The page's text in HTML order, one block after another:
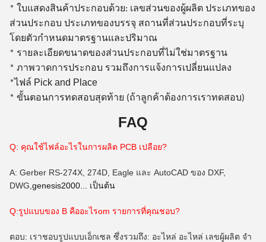
* ใบแสดงสินค้าประกอบด้วย: เลขส่วนของผู้ผลิต ประเภทของ
ส่วนประกอบ ประเภทของบรรจุ สถานที่ส่วนประกอบที่ระบุ
โดยตัวกําหนดมาตรฐานและปริมาณ
* รายละเอียดขนาดของส่วนประกอบที่ไม่ใช่มาตรฐาน
* ภาพวาดการประกอบ รวมถึงการแจ้งการเปลี่ยนแปลง
*ไฟล์ Pick and Place
* ขั้นตอนการทดสอบสุดท้าย (ถ้าลูกค้าต้องการเราทดสอบ)
FAQ
Q: คุณใช้ไฟล์อะไรในการผลิต PCB เปลือย?
A: Gerber RS-274X, 274D, Eagle และ AutoCAD ของ DXF,
DWG, genesis2000... เป็นต้น
Q:รูปแบบของ B คืออะไรom รายการที่คุณชอบ?
ตอบ: เราชอบรูปแบบเอ็กเซล ซึ่งรวมถึง: อะไหล่ อะไหล่ เลขผู้ผลิต จํา